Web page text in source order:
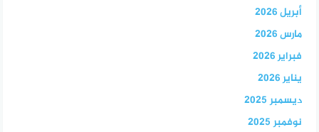
أبريل 2026
مارس 2026
فبراير 2026
يناير 2026
ديسمبر 2025
نوفمبر 2025